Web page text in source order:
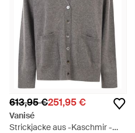
613,95 €251,95 €
Vanisé
Strickjacke aus -Kaschmir -